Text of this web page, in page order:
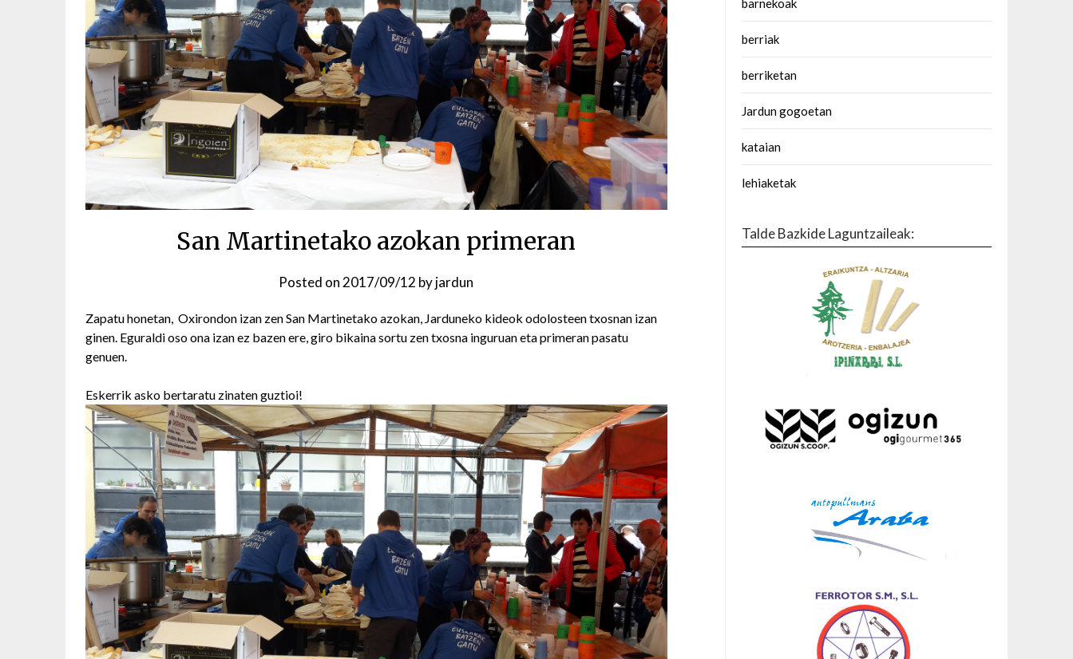
San Martinetako azokan primeran
Posted on 2017/09/12 byjardun
Zapatu honetan, Oxirondon izan zen San Martinetako azokan, Jarduneko kideok odolosteen txosnan izan
ginen. Eguraldi oso ona izan ez bazen ere, giro bikaina sortu zen txosna inguruan eta primeran pasatu
genuen.
Eskerrik asko bertaratu zinaten guztioi!
barnekoak
berriak
berriketan
Jardun gogoetan
kataian
lehiaketak
Talde Bazkide Laguntzaileak: